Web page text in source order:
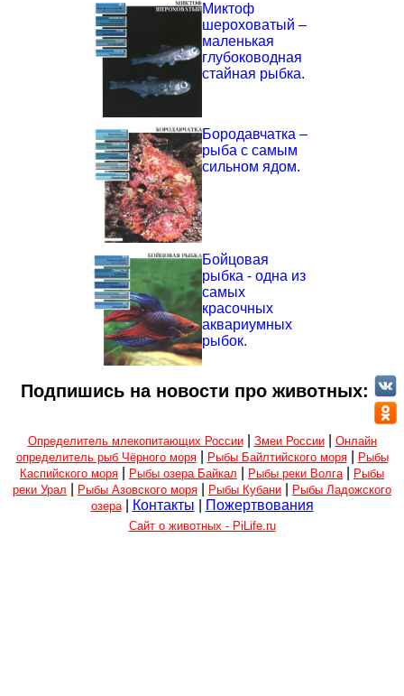
Миктоф
шероховатый –
маленькая
глубоководная
стайная рыбка.
Бородавчатка –
рыба с самым
сильном ядом.
Бойцовая
рыбка - одна из
самых
красочных
аквариумных
рыбок.
Подпишись на новости про животных:
Определитель млекопитающих России| Змеи России| Онлайн
определитель рыб Чёрного моря| Рыбы Байлтийского моря|
Рыбы
Каспийского моря
Рыбы озера Байкал Рыбы реки Волга
Рыбы
реки Урал
Рыбы Азовского моря Рыбы Кубани
Рыбы Ладожского
озера| Контакты Пожертвования
Сайт о животных - PiLife.ru